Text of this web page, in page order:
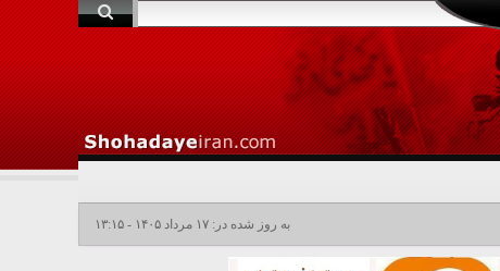
به روز شده در: ۱۷ مرداد ۱۴۰۵ - ۱۳:۱۵